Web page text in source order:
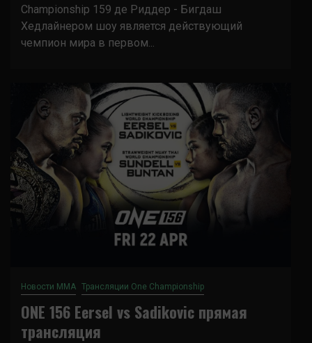
Championship 159 де Риддер - Бигдаш
Хедлайнером шоу является действующий
чемпион мира в первом...
Новости ММА Трансляции One Championship
ONE 156 Eersel vs Sadikovic прямая
трансляция